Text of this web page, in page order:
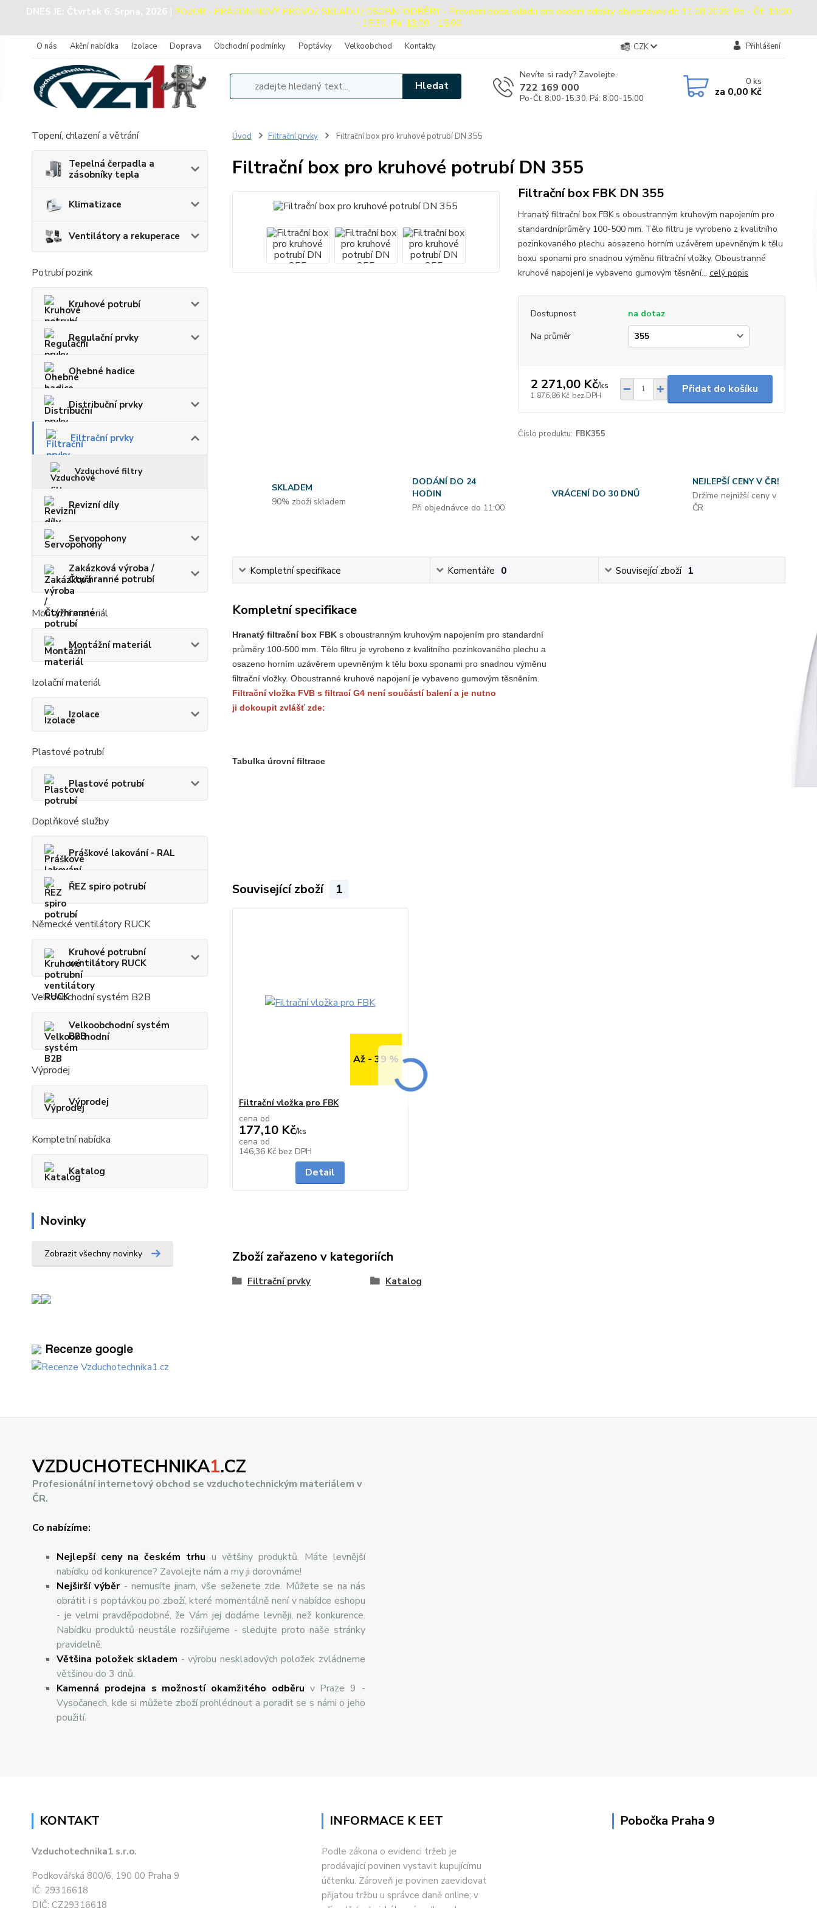
DNES JE: Čtvrtek 6. Srpna, 2026 | POZOR - PRÁZDNINOVÝ PROVOZ SKLADU / OSOBNÍ ODBĚRY - Provozní doba skladu pro osobní odběry objednávek do 31.08.2026: Po - Čt: 13:00
- 15:30, Pá: 13:00 - 15:00
O nás Akční nabídka Izolace Doprava Obchodní podmínky Poptávky Velkoobchod Kontakty CZK Přihlášení
Hledat
Nevíte si rady? Zavolejte.
722 169 000
Po-Čt: 8:00-15:30, Pá: 8:00-15:00
0ks
za 0,00 Kč
Topení, chlazení a větrání
Tepelná čerpadla a
zásobníky tepla
Klimatizace
Ventilátory a rekuperace
Potrubí pozink
Kruhové potrubí
Regulační prvky
Ohebné hadice
Distribuční prvky
Filtrační prvky
Vzduchové filtry
Revizní díly
Servopohony
Zakázková výroba /
Čtyřhranné potrubí
Montážní materiál
Montážní materiál
Izolační materiál
Izolace
Plastové potrubí
Plastové potrubí
Doplňkové služby
Práškové lakování - RAL
ŘEZ spiro potrubí
Německé ventilátory RUCK
Kruhové potrubní
ventilátory RUCK
Velkoobchodní systém B2B
Velkoobchodní systém
B2B
Výprodej
Výprodej
Kompletní nabídka
Katalog
Novinky
Zobrazit všechny novinky
Úvod Filtrační prvky Filtrační box pro kruhové potrubí DN 355
Filtrační box pro kruhové potrubí DN 355
Filtrační box FBK DN 355
Hranatý filtrační box FBK s oboustranným kruhovým napojením pro
standardníprůměry 100-500 mm. Tělo filtru je vyrobeno z kvalitního
pozinkovaného plechu aosazeno horním uzávěrem upevněným k tělu
boxu sponami pro snadnou výměnu filtrační vložky. Oboustranné
kruhové napojení je vybaveno gumovým těsnění... celý popis
Dostupnost
na dotaz
Na průměr
2 271,00 Kč/ks
1 876,86 Kč bez DPH
Přidat do košíku
Číslo produktu: FBK355
SKLADEM
90% zboží skladem
DODÁNÍ DO 24
HODIN
Při objednávce do 11:00
VRÁCENÍ DO 30 DNŮ
NEJLEPŠÍ CENY V ČR!
Držíme nejnižší ceny v
ČR
Kompletní specifikace Komentáře 0 Související zboží 1
Kompletní specifikace
Hranatý filtrační box FBK s oboustranným kruhovým napojením pro standardní
průměry 100-500 mm. Tělo filtru je vyrobeno z kvalitního pozinkovaného plechu a
osazeno horním uzávěrem upevněným k tělu boxu sponami pro snadnou výměnu
filtrační vložky. Oboustranné kruhové napojení je vybaveno gumovým těsněním.
Filtrační vložka FVB s filtrací G4 není součástí balení a je nutno
ji dokoupit zvlášť zde:
Tabulka úrovní filtrace
Související zboží 1
Až - 39 %
Filtrační vložka pro FBK
cena od
177,10 Kč/ks
cena od
146,36 Kč bez DPH
Detail
Zboží zařazeno v kategoriích
Filtrační prvky Katalog
VZDUCHOTECHNIKA1.CZ
Profesionální internetový obchod se vzduchotechnickým materiálem v
ČR.
Co nabízíme:
Nejlepší ceny na českém trhu u většiny produktů. Máte levnější
nabídku od konkurence? Zavolejte nám a my ji dorovnáme!
Nejširšívýběr- nemusíte jinam, vše seženete zde. Můžete se na nás
obrátit i s poptávkou po zboží, které momentálně není v nabídce eshopu
- je velmi pravděpodobné, že Vám jej dodáme levněji, než konkurence.
Nabídku produktů neustále rozšiřujeme - sledujte proto naše stránky
pravidelně.
Většina položek skladem - výrobu neskladových položek zvládneme
většinou do 3 dnů.
Kamenná prodejna s možností okamžitého odběru v Praze 9 -
Vysočanech, kde si můžete zboží prohlédnout a poradit se s námi o jeho
použití.
KONTAKT
Vzduchotechnika1 s.r.o.
Podkovářská 800/6, 190 00 Praha 9
IČ: 29316618
DIČ: CZ29316618
INFORMACE K EET
Podle zákona o evidenci tržeb je
prodávající povinen vystavit kupujícímu
účtenku. Zároveň je povinen zaevidovat
přijatou tržbu u správce daně online; v
Pobočka Praha 9